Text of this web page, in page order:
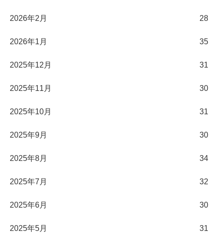
2026年2月 28
2026年1月 35
2025年12月 31
2025年11月 30
2025年10月 31
2025年9月 30
2025年8月 34
2025年7月 32
2025年6月 30
2025年5月 31